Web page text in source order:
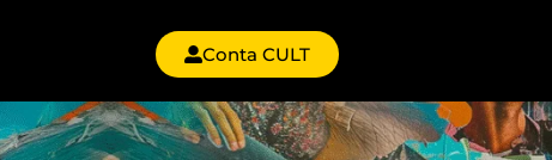
Conta CULT